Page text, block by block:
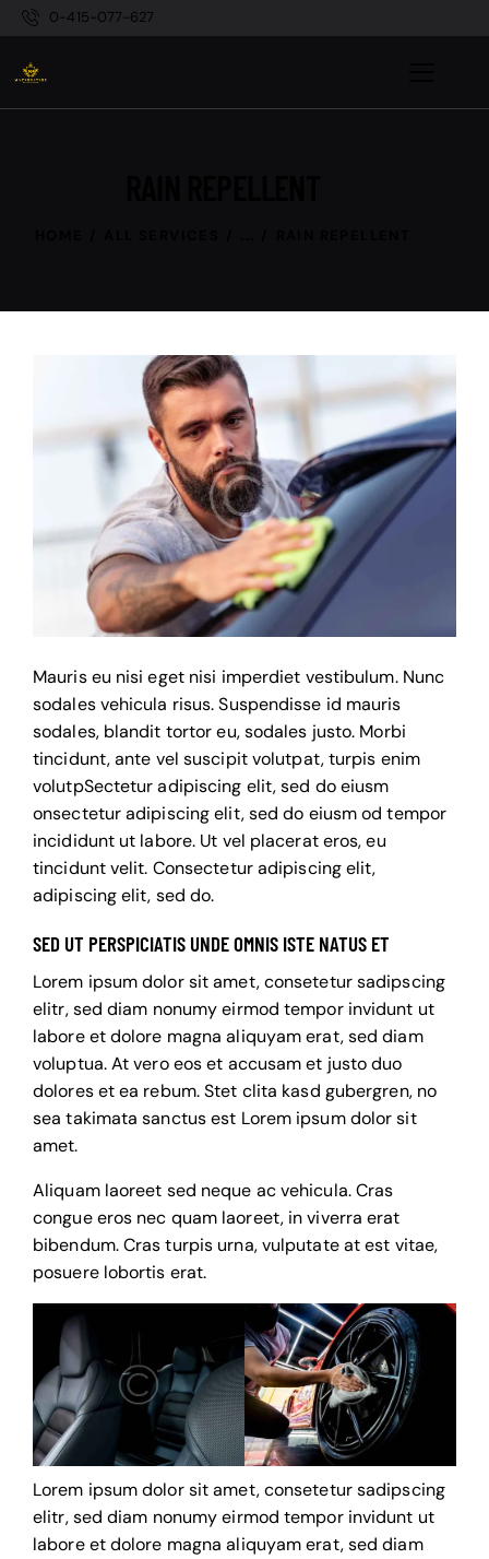
0-415-077-627
Mauris eu nisi eget nisi imperdiet vestibulum. Nunc
sodales vehicula risus. Suspendisse id mauris
sodales, blandit tortor eu, sodales justo. Morbi
tincidunt, ante vel suscipit volutpat, turpis enim
volutpSectetur adipiscing elit, sed do eiusm
onsectetur adipiscing elit, sed do eiusm od tempor
incididunt ut labore. Ut vel placerat eros, eu
tincidunt velit. Consectetur adipiscing elit,
adipiscing elit, sed do.
SED UT PERSPICIATIS UNDE OMNIS ISTE NATUS ET
Lorem ipsum dolor sit amet, consetetur sadipscing
elitr, sed diam nonumy eirmod tempor invidunt ut
labore et dolore magna aliquyam erat, sed diam
voluptua. At vero eos et accusam et justo duo
dolores et ea rebum. Stet clita kasd gubergren, no
sea takimata sanctus est Lorem ipsum dolor sit
amet.
Aliquam laoreet sed neque ac vehicula. Cras
congue eros nec quam laoreet, in viverra erat
bibendum. Cras turpis urna, vulputate at est vitae,
posuere lobortis erat.
Lorem ipsum dolor sit amet, consetetur sadipscing
elitr, sed diam nonumy eirmod tempor invidunt ut
labore et dolore magna aliquyam erat, sed diam